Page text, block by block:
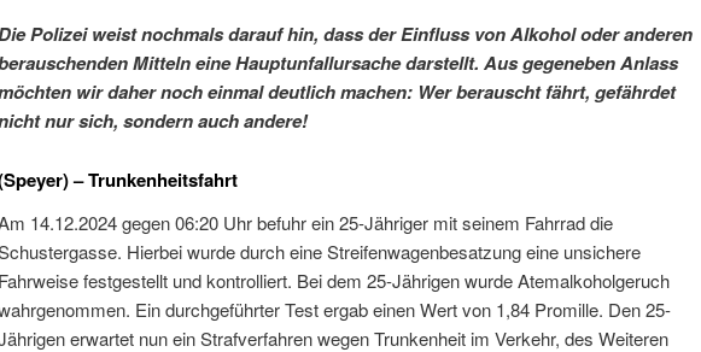
Polizei weist nochmals darauf hin, dass der Einfluss von Alkohol oder anderen
Mitteln eine Hauptunfallursache darstellt. Aus gegeneben Anlass
wir daher noch einmal deutlich machen: Wer berauscht fährt, gefährdet
nur sich, sondern auch andere!
– Trunkenheitsfahrt
14.12.2024 gegen 06:20 Uhr befuhr ein 25-Jähriger mit seinem Fahrrad die
Hierbei wurde durch eine Streifenwagenbesatzung eine unsichere
Fahrweise festgestellt und kontrolliert. Bei dem 25-Jährigen wurde Atemalkoholgeruch
Ein durchgeführter Test ergab einen Wert von 1,84 Promille. Den 25-
erwartet nun ein Strafverfahren wegen Trunkenheit im Verkehr, des Weiteren